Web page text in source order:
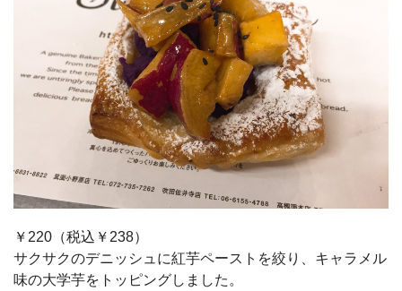
￥220（税込￥238）
サクサクのデニッシュに紅芋ペーストを絞り、キャラメル
味の大学芋をトッピングしました。